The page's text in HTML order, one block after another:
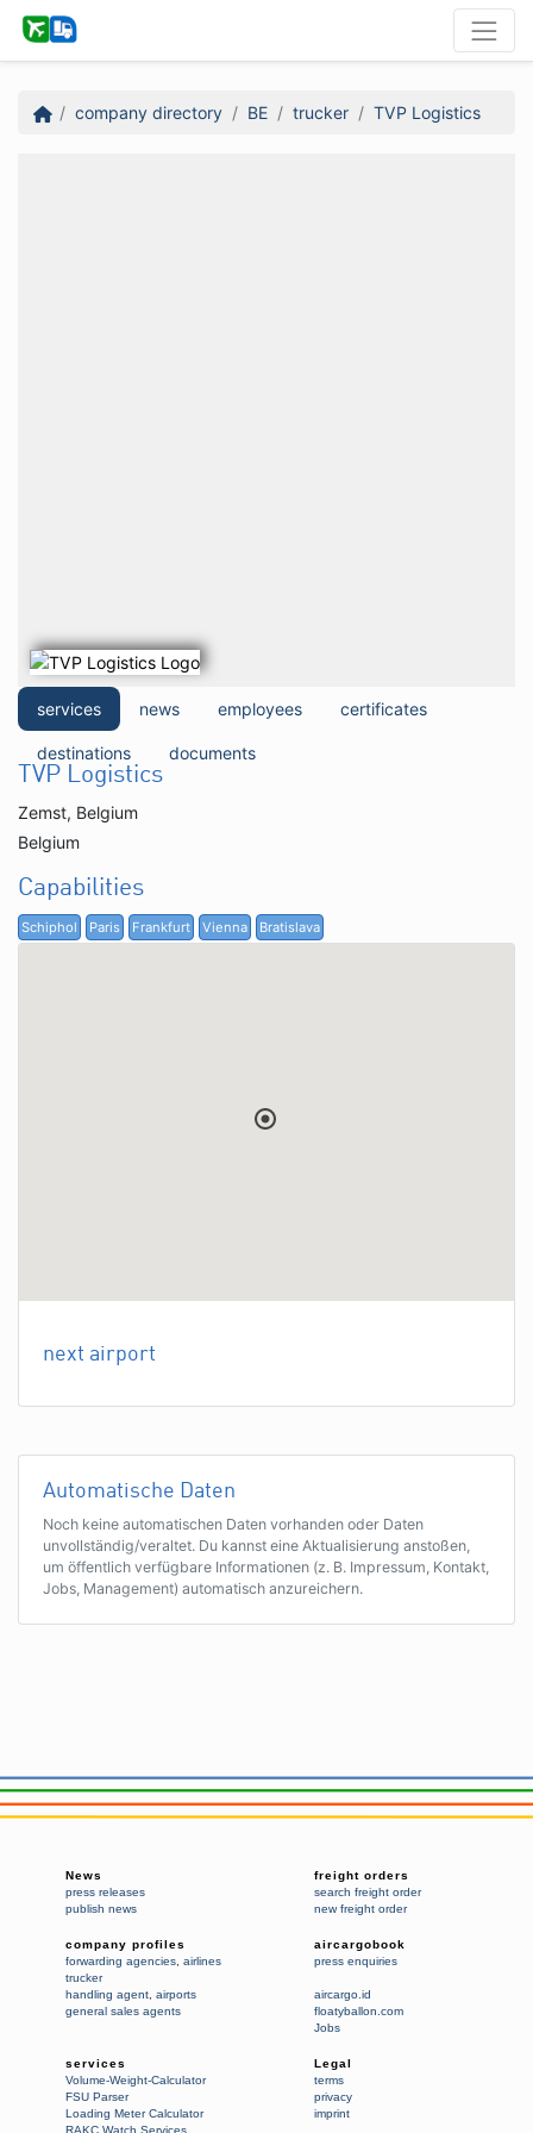
company directory BE trucker TVP Logistics
services news employees certificates
destinations documents
TVP Logistics
Zemst, Belgium
Belgium
Capabilities
Schiphol Paris Frankfurt Vienna Bratislava
next airport
Automatische Daten
Noch keine automatischen Daten vorhanden oder Daten
unvollständig/veraltet. Du kannst eine Aktualisierung anstoßen,
um öffentlich verfügbare Informationen (z. B. Impressum, Kontakt,
Jobs, Management) automatisch anzureichern.
News
press releases
publish news
freight orders
search freight order
new freight order
company profiles
forwarding agencies airlines
trucker
handling agent airports
general sales agents
aircargobook
press enquiries
aircargo.id
floatyballon.com
Jobs
services
Volume-Weight-Calculator
FSU Parser
Loading Meter Calculator
RAKC Watch Services
Legal
terms
privacy
imprint